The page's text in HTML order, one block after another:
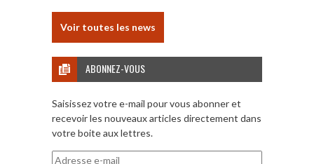
Voir toutes les news
ABONNEZ-VOUS
Saisissez votre e-mail pour vous abonner et
recevoir les nouveaux articles directement dans
votre boite aux lettres.
Adresse